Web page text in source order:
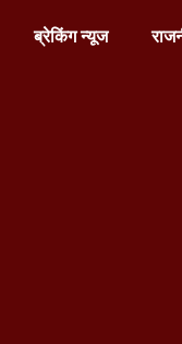
ब्रेकिंग न्यूज